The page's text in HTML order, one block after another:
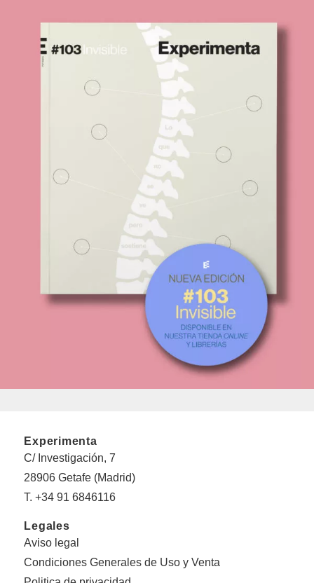
Experimenta
C/ Investigación, 7
28906 Getafe (Madrid)
T. +34 91 6846116
Legales
Aviso legal
Condiciones Generales de Uso y Venta